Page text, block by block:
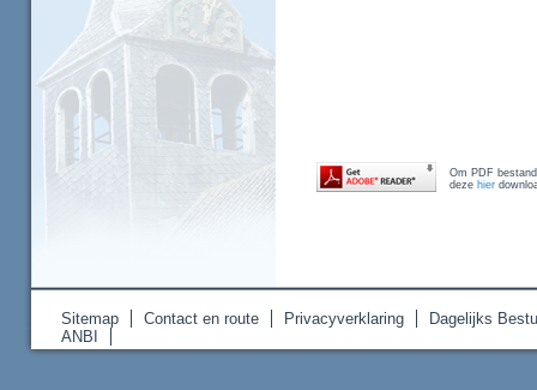
Om PDF
deze hier
Sitemap Contact en route Privacyverklaring
Dagelijks
ANBI